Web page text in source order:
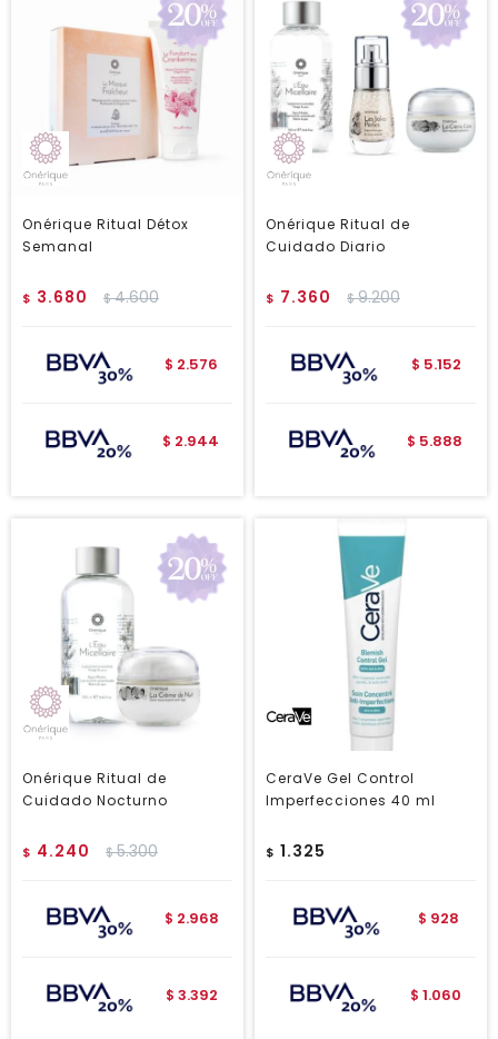
Onérique Ritual Détox
Semanal
$ 3.680 $4.600
$ 2.576
$ 2.944
Onérique Ritual de
Cuidado Diario
$ 7.360 $9.200
$ 5.152
$ 5.888
Onérique Ritual de
Cuidado Nocturno
$ 4.240 $5.300
$ 2.968
$ 3.392
CeraVe Gel Control
Imperfecciones 40 ml
$ 1.325
$ 928
$ 1.060